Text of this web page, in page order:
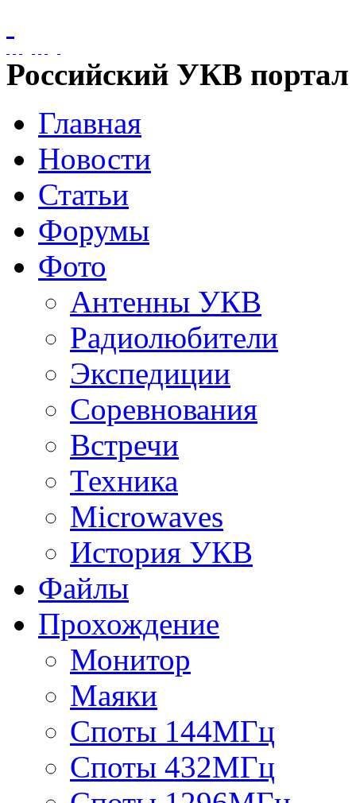
Российский УКВ портал
Главная
Новости
Статьи
Форумы
Фото
Антенны УКВ
Радиолюбители
Экспедиции
Соревнования
Встречи
Техника
Microwaves
История УКВ
Файлы
Прохождение
Монитор
Маяки
Споты 144МГц
Споты 432МГц